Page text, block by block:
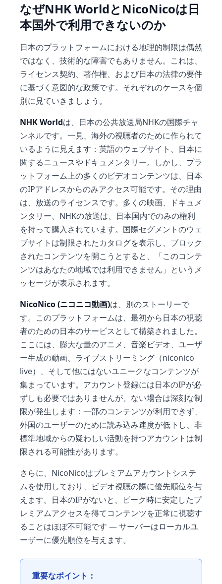
なぜNHK WorldとNicoNicoは日
本国外で利用できないのか
日本のプラットフォームにおける地理的制限は偶然
ではなく、技術的な障害でもありません。これは、
ライセンス契約、著作権、および日本の法律の要件
に基づく意図的な政策です。それぞれのケースを個
別に見ていきましょう。
NHK Worldは、日本の公共放送局NHKの国際チャ
ンネルです。一見、海外の視聴者のために作られて
いるように見えます：英語のウェブサイト、日本に
関するニュースやドキュメンタリー。しかし、プラ
ットフォーム上の多くのビデオコンテンツは、日本
のIPアドレスからのみアクセス可能です。その理由
は、放送のライセンスです。多くの映画、ドキュメ
ンタリー、NHKの放送は、日本国内でのみの権利
を持って購入されています。国際セグメントのウェ
ブサイトは制限されたカタログを表示し、ブロック
されたコンテンツを開こうとすると、「このコンテ
ンツはあなたの地域では利用できません」というメ
ッセージが表示されます。
NicoNico (ニコニコ動画)は、別のストーリーで
す。このプラットフォームは、最初から日本の視聴
者のための日本のサービスとして構築されました。
ここには、膨大な量のアニメ、音楽ビデオ、ユーザ
ー生成の動画、ライブストリーミング（niconico
live）、そして他にはないユニークなコンテンツが
集まっています。アカウント登録には日本のIPが必
ずしも必要ではありませんが、ない場合は深刻な制
限が発生します：一部のコンテンツが利用できず、
外国のユーザーのために読み込み速度が低下し、非
標準地域からの疑わしい活動を持つアカウントは制
限される可能性があります。
さらに、NicoNicoはプレミアムアカウントシステ
ムを使用しており、ビデオ視聴の際に優先順位を与
えます。日本のIPがないと、ピーク時に安定したプ
レミアムアクセスを得てコンテンツを正常に視聴す
ることはほぼ不可能です — サーバーはローカルユ
ーザーに優先順位を与えます。
重要なポイント：